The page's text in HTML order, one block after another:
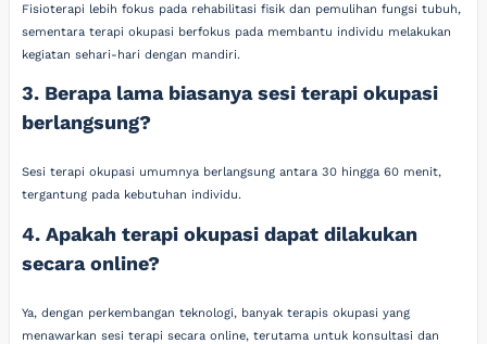
Fisioterapi lebih fokus pada rehabilitasi fisik dan pemulihan fungsi tubuh,
sementara terapi okupasi berfokus pada membantu individu melakukan
kegiatan sehari-hari dengan mandiri.
3. Berapa lama biasanya sesi terapi okupasi
berlangsung?
Sesi terapi okupasi umumnya berlangsung antara 30 hingga 60 menit,
tergantung pada kebutuhan individu.
4. Apakah terapi okupasi dapat dilakukan
secara online?
Ya, dengan perkembangan teknologi, banyak terapis okupasi yang
menawarkan sesi terapi secara online, terutama untuk konsultasi dan